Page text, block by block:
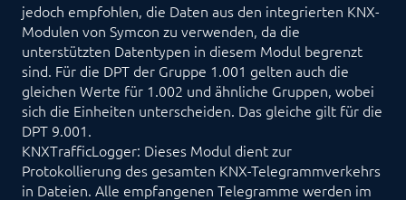
jedoch empfohlen, die Daten aus den integrierten KNX-
Modulen von Symcon zu verwenden, da die
unterstützten Datentypen in diesem Modul begrenzt
sind. Für die DPT der Gruppe 1.001 gelten auch die
gleichen Werte für 1.002 und ähnliche Gruppen, wobei
sich die Einheiten unterscheiden. Das gleiche gilt für die
DPT 9.001.
KNXTrafficLogger: Dieses Modul dient zur
Protokollierung des gesamten KNX-Telegrammverkehrs
in Dateien. Alle empfangenen Telegramme werden im